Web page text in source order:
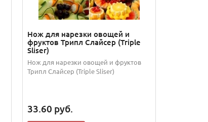
Нож для нарезки овощей и
фруктов Трипл Слайсер (Triple
Sliser)
Нож для нарезки овощей и фруктов
Трипл Слайсер (Triple Sliser)
33.60 руб.